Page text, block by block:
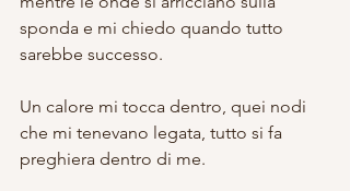
sponda e mi chiedo quando tutto
sarebbe successo.
Un calore mi tocca dentro, quei nodi
che mi tenevano legata, tutto si fa
preghiera dentro di me.